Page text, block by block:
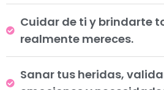
Cuidar de ti y brindarte
realmente mereces.
Sanar tus heridas,